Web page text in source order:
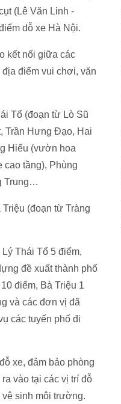
(Lê Văn Linh -
dỗ xe Hà Nội.
kết nối giữa các
điểm vui chơi, văn
Tổ (đoạn từ Lò Sũ
Trần Hưng Đạo, Hai
Hiểu (vườn hoa
cao tầng), Phùng
Trung…
(đoạn từ Tràng
Thái Tổ 5 điểm,
đề xuất thành phố
điểm, Bà Triệu 1
và các đơn vị đã
các tuyến phố đi
xe, đảm bảo phòng
vào tại các vị trí đỗ
vệ sinh môi trường.